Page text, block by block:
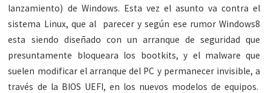
lanzamiento) de Windows. Esta vez el asunto va contra el
sistema Linux, que al parecer y según ese rumor Windows8
esta siendo diseñado con un arranque de seguridad que
presuntamente bloqueara los bootkits, y el malware que
suelen modificar el arranque del PC y permanecer invisible, a
través de la BIOS UEFI, en los nuevos modelos de equipos.